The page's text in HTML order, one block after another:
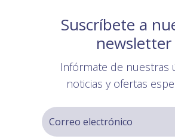
Suscríbete a
newsletter
Infórmate de nuestras
noticias y ofertas